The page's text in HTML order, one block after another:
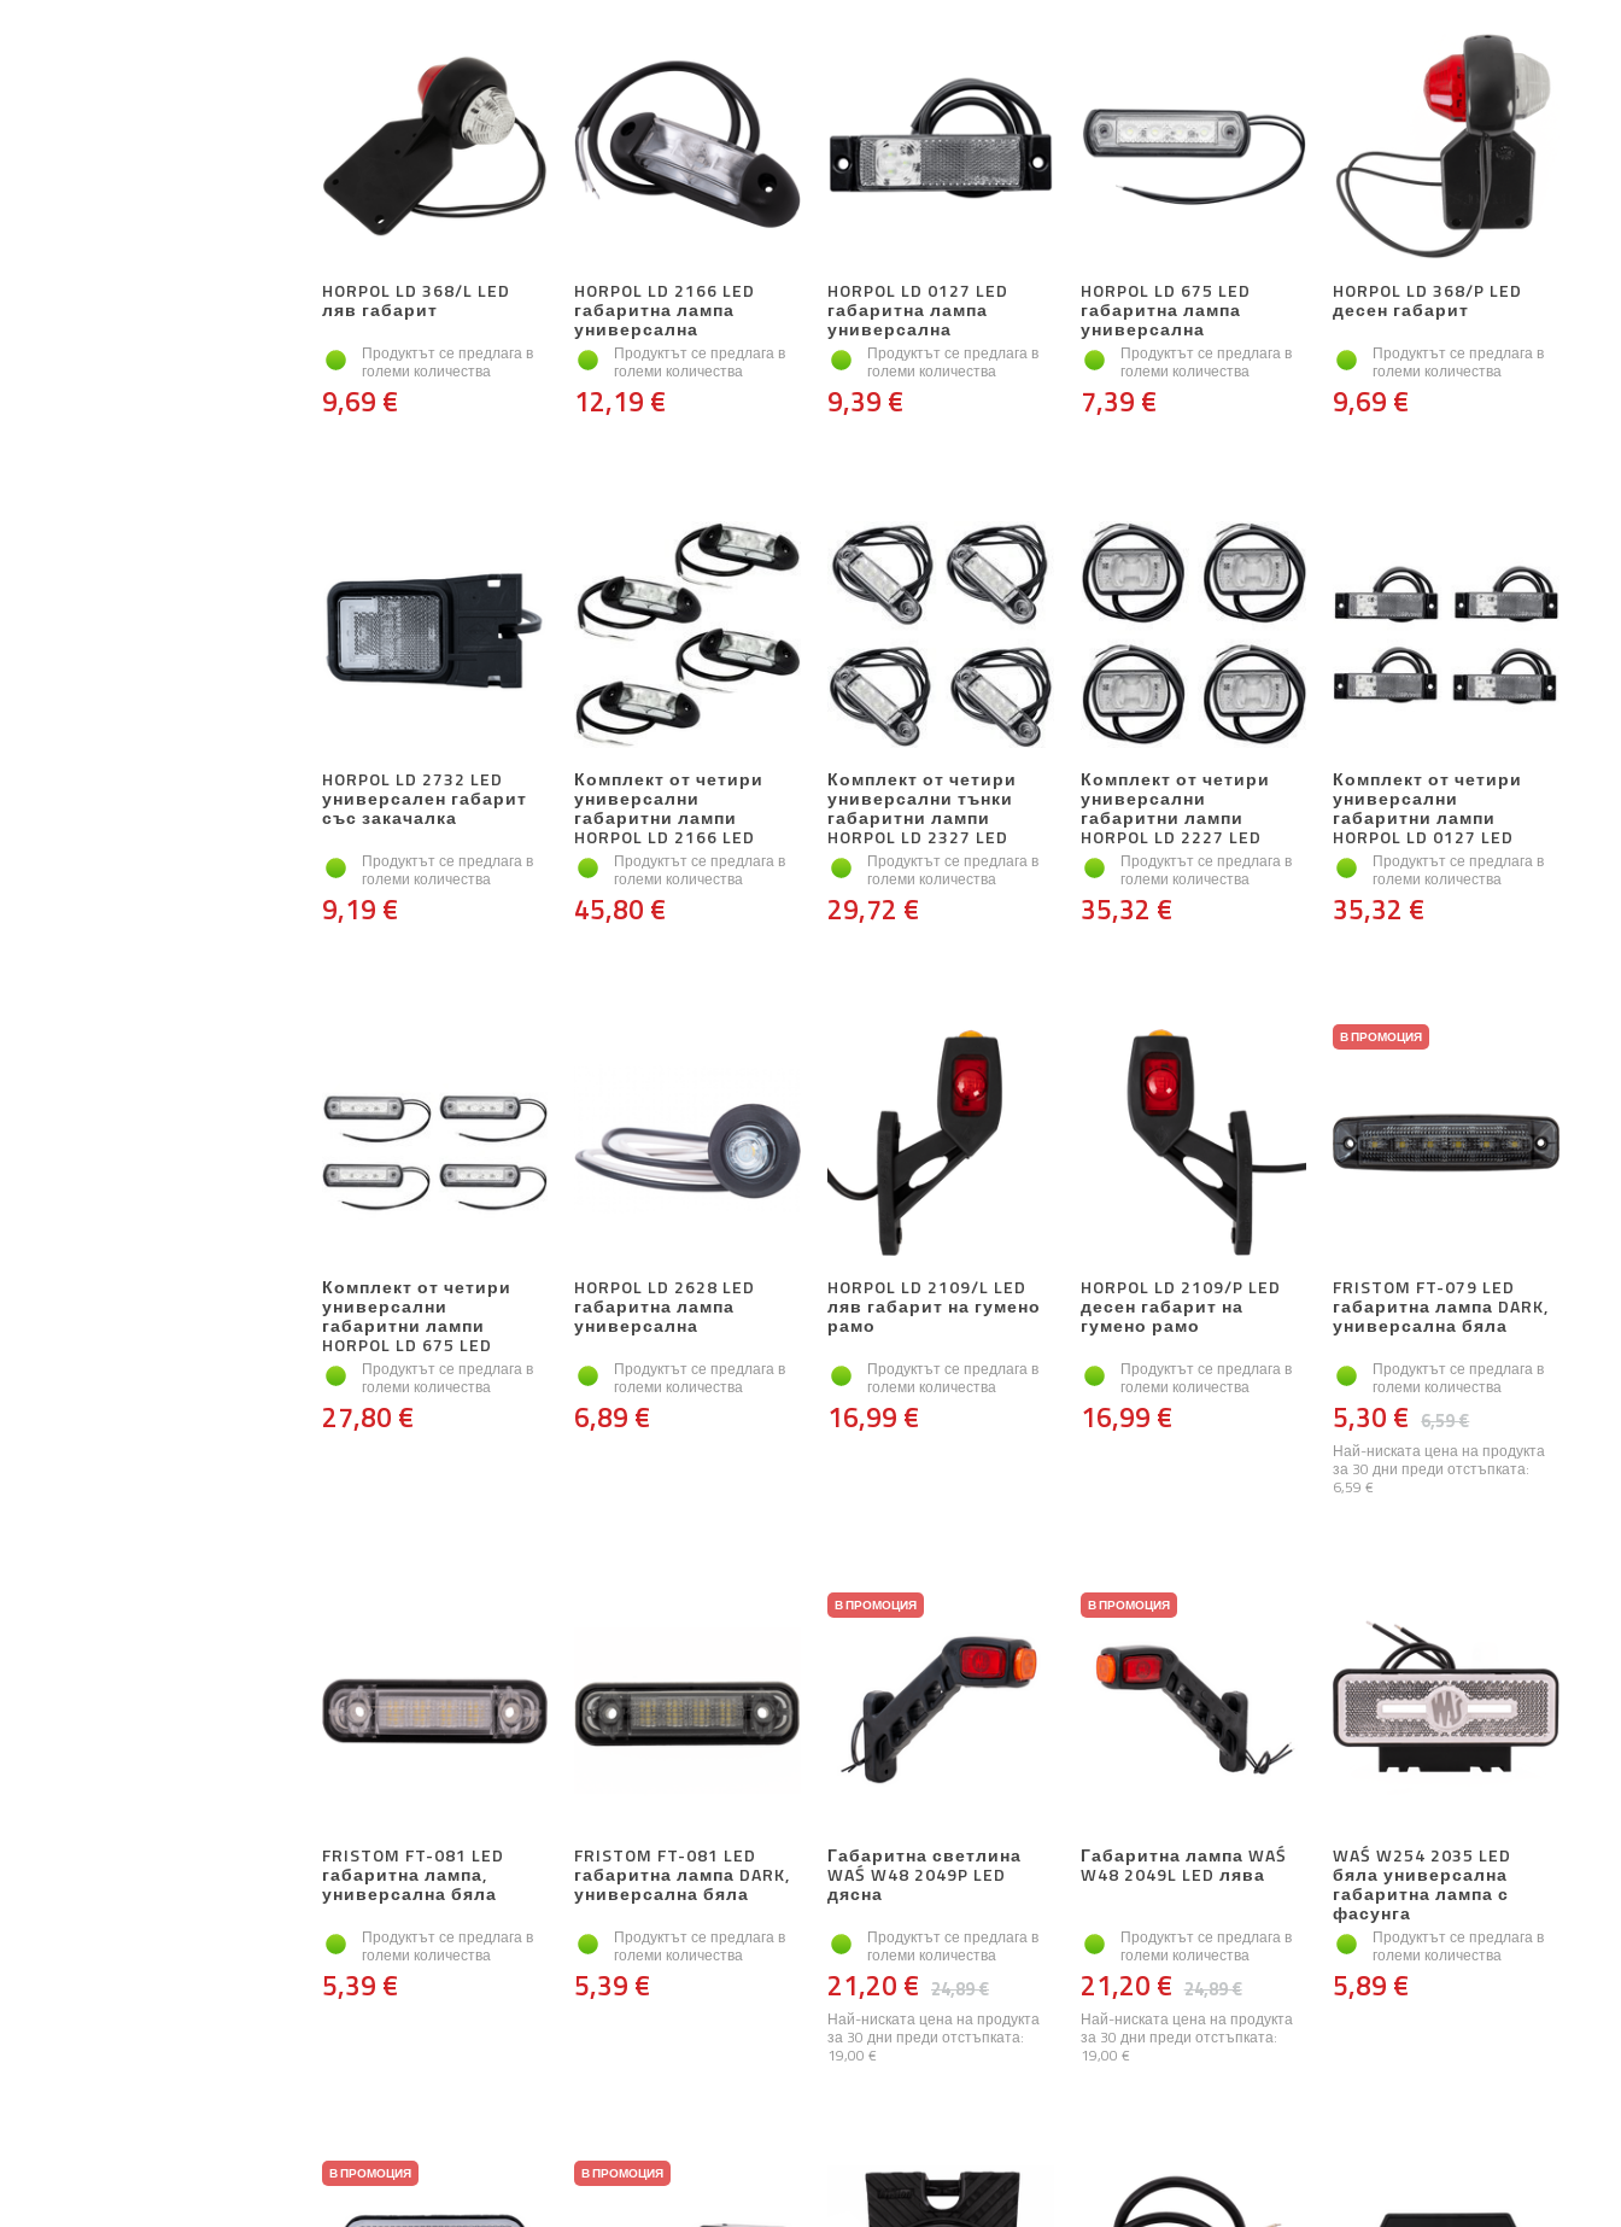
HORPOL LD 368/L LED
ляв габарит
Продуктът се предлага в
големи количества
9,69 €
HORPOL LD 2166 LED
габаритна лампа
универсална
Продуктът се предлага в
големи количества
12,19 €
HORPOL LD 0127 LED
габаритна лампа
универсална
Продуктът се предлага в
големи количества
9,39 €
HORPOL LD 675 LED
габаритна лампа
универсална
Продуктът се предлага в
големи количества
7,39 €
HORPOL LD 368/P LED
десен габарит
Продуктът се предлага в
големи количества
9,69 €
HORPOL LD 2732 LED
универсален габарит
със закачалка
Продуктът се предлага в
големи количества
9,19 €
Комплект от четири
универсални
габаритни лампи
HORPOL LD 2166 LED
Продуктът се предлага в
големи количества
45,80 €
Комплект от четири
универсални тънки
габаритни лампи
HORPOL LD 2327 LED
Продуктът се предлага в
големи количества
29,72 €
Комплект от четири
универсални
габаритни лампи
HORPOL LD 2227 LED
Продуктът се предлага в
големи количества
35,32 €
Комплект от четири
универсални
габаритни лампи
HORPOL LD 0127 LED
Продуктът се предлага в
големи количества
35,32 €
Комплект от четири
универсални
габаритни лампи
HORPOL LD 675 LED
Продуктът се предлага в
големи количества
27,80 €
HORPOL LD 2628 LED
габаритна лампа
универсална
Продуктът се предлага в
големи количества
6,89 €
HORPOL LD 2109/L LED
ляв габарит на гумено
рамо
Продуктът се предлага в
големи количества
16,99 €
HORPOL LD 2109/P LED
десен габарит на
гумено рамо
Продуктът се предлага в
големи количества
16,99 €
В ПРОМОЦИЯ
FRISTOM FT-079 LED
габаритна лампа DARK,
универсална бяла
Продуктът се предлага в
големи количества
6,59 €
5,30 €
Най-ниската цена на продукта
за 30 дни преди отстъпката:
6,59 €
FRISTOM FT-081 LED
габаритна лампа,
универсална бяла
Продуктът се предлага в
големи количества
5,39 €
FRISTOM FT-081 LED
габаритна лампа DARK,
универсална бяла
Продуктът се предлага в
големи количества
5,39 €
В ПРОМОЦИЯ
Габаритна светлина
WAŚ W48 2049P LED
дясна
Продуктът се предлага в
големи количества
24,89 €
21,20 €
Най-ниската цена на продукта
за 30 дни преди отстъпката:
19,00 €
В ПРОМОЦИЯ
Габаритна лампа WAŚ
W48 2049L LED лява
Продуктът се предлага в
големи количества
24,89 €
21,20 €
Най-ниската цена на продукта
за 30 дни преди отстъпката:
19,00 €
WAŚ W254 2035 LED
бяла универсална
габаритна лампа с
фасунга
Продуктът се предлага в
големи количества
5,89 €
В ПРОМОЦИЯ В ПРОМОЦИЯ